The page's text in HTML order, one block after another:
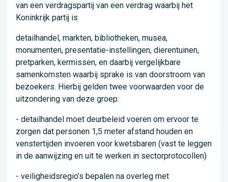
van een verdragspartij van een verdrag waarbij het
Koninkrijk partij is
detailhandel, markten, bibliotheken, musea,
monumenten, presentatie-instellingen, dierentuinen,
pretparken, kermissen, en daarbij vergelijkbare
samenkomsten waarbij sprake is van doorstroom van
bezoekers. Hierbij gelden twee voorwaarden voor de
uitzondering van deze groep:
- detailhandel moet deurbeleid voeren om ervoor te
zorgen dat personen 1,5 meter afstand houden en
venstertijden invoeren voor kwetsbaren (vast te leggen
in de aanwijzing en uit te werken in sectorprotocollen)
- veiligheidsregio’s bepalen na overleg met